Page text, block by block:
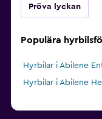
Pröva lyckan
Populära
Hyrbilar i Abilene
Hyrbilar i Abilene